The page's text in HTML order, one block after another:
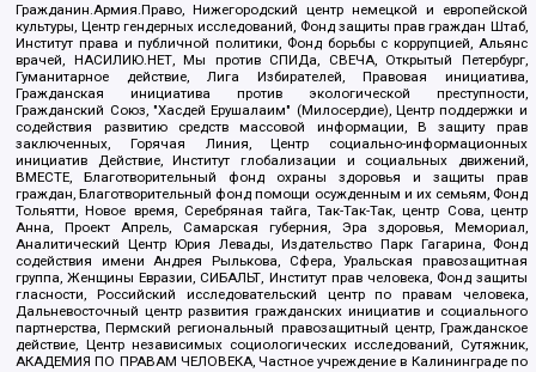
Гражданин.Армия.Право, Нижегородский центр немецкой и европейской
культуры, Центр гендерных исследований, Фонд защиты прав граждан Штаб,
Институт права и публичной политики, Фонд борьбы с коррупцией, Альянс
врачей, НАСИЛИЮ.НЕТ, Мы против СПИДа, СВЕЧА, Открытый Петербург,
Гуманитарное действие, Лига Избирателей, Правовая инициатива,
Гражданская инициатива против экологической преступности,
Гражданский Союз, "Хасдей Ерушалаим" (Милосердие), Центр поддержки и
содействия развитию средств массовой информации, В защиту прав
заключенных, Горячая Линия, Центр социально-информационных
инициатив Действие, Институт глобализации и социальных движений,
ВМЕСТЕ, Благотворительный фонд охраны здоровья и защиты прав
граждан, Благотворительный фонд помощи осужденным и их семьям, Фонд
Тольятти, Новое время, Серебряная тайга, Так-Так-Так, центр Сова, центр
Анна, Проект Апрель, Самарская губерния, Эра здоровья, Мемориал,
Аналитический Центр Юрия Левады, Издательство Парк Гагарина, Фонд
содействия имени Андрея Рылькова, Сфера, Уральская правозащитная
группа, Женщины Евразии, СИБАЛЬТ, Институт прав человека, Фонд защиты
гласности, Российский исследовательский центр по правам человека,
Дальневосточный центр развития гражданских инициатив и социального
партнерства, Пермский региональный правозащитный центр, Гражданское
действие, Центр независимых социологических исследований, Сутяжник,
АКАДЕМИЯ ПО ПРАВАМ ЧЕЛОВЕКА, Частное учреждение в Калининграде по